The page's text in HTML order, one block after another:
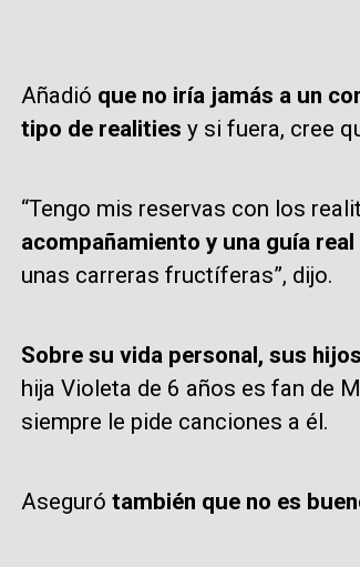
Añadió que no iría jamás a un
tipo de realities y si fuera, cree
“Tengo mis reservas con los
acompañamiento y una guía real
unas carreras fructíferas”, dijo.
Sobre su vida personal, sus
hija Violeta de 6 años es fan de
siempre le pide canciones a él.
Aseguró también que no es